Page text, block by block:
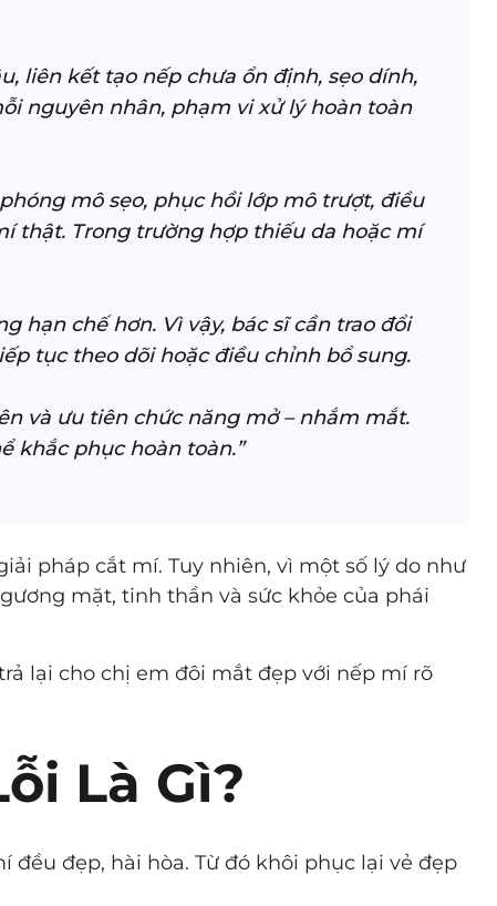
liên kết tạo nếp chưa ổn định, sẹo dính,
nguyên nhân, phạm vi xử lý hoàn toàn
mô sẹo, phục hồi lớp mô trượt, điều
thật. Trong trường hợp thiếu da hoặc mí
hạn chế hơn. Vì vậy, bác sĩ cần trao đổi
tục theo dõi hoặc điều chỉnh bổ sung.
và ưu tiên chức năng mở – nhắm mắt.
khắc phục hoàn toàn.”
pháp cắt mí. Tuy nhiên, vì một số lý do như
mặt, tinh thần và sức khỏe của phái
lại cho chị em đôi mắt đẹp với nếp mí rõ
Là Gì?
đẹp, hài hòa. Từ đó khôi phục lại vẻ đẹp